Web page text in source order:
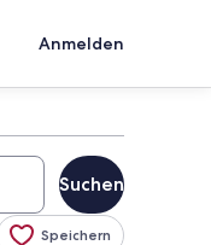
Anmelden
Suchen
Speichern